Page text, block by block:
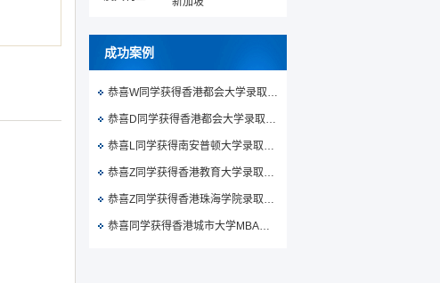
成功案例
恭喜W同学获得香港都会大学录取通知书
恭喜D同学获得香港都会大学录取通知书
恭喜L同学获得南安普顿大学录取通知书
恭喜Z同学获得香港教育大学录取通知书
恭喜Z同学获得香港珠海学院录取通知书
恭喜同学获得香港城市大学MBA录取通知书